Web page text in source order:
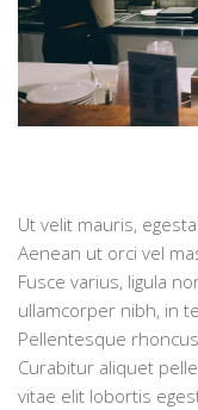
Ut velit mauris,
Aenean ut orci vel
Fusce varius, ligula
ullamcorper nibh, in
Pellentesque
Curabitur aliquet
vitae elit lobortis